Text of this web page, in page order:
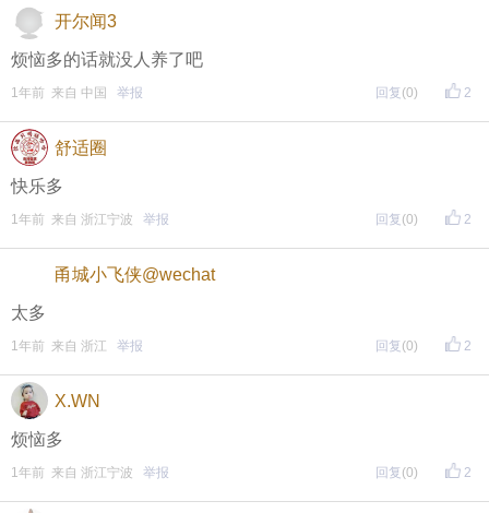
未在规定时间内回复，视为无效
评论主题内容即可领取红包！
开尔闻3
烦恼多的话就没人养了吧
2
1年前 来自 中国 举报 回复 (0)
舒适圈
快乐多
2
1年前 来自 浙江宁波 举报 回复 (0)
甬城小飞侠@wechat
太多
2
1年前 来自 浙江 举报 回复 (0)
X.WN
烦恼多
2
1年前 来自 浙江宁波 举报 回复 (0)